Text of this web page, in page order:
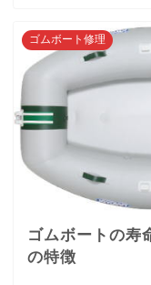
ゴムボート修理
ゴムボートの寿
の特徴